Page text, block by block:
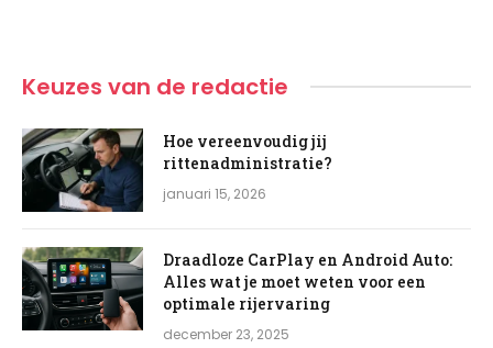
Keuzes van de redactie
Hoe vereenvoudig jij
rittenadministratie?
januari 15, 2026
Draadloze CarPlay en Android Auto:
Alles wat je moet weten voor een
optimale rijervaring
december 23, 2025